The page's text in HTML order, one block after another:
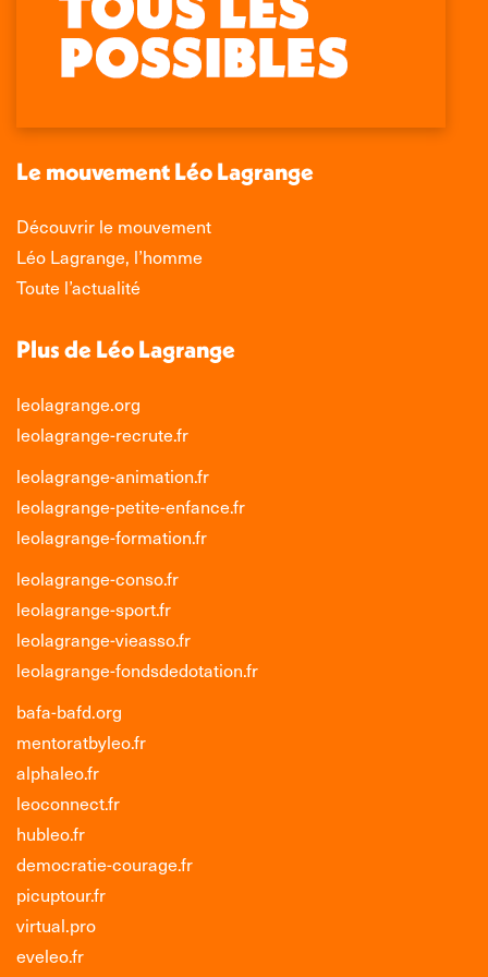
Facebook
s'ouvre
une
fenêtre
page
X
s'ouvre
une
fenêtre
page
LinkedIn
s'ouvre
une
fenêtre
page
Instagram
s'ouvre
une
nouvelle
fenêtre
Le mouvement Léo Lagrange
Découvrir le mouvement
Léo Lagrange, l’homme
Toute l’actualité
Plus de Léo Lagrange
leolagrange.org
leolagrange-recrute.fr
leolagrange-animation.fr
leolagrange-petite-enfance.fr
leolagrange-formation.fr
leolagrange-conso.fr
leolagrange-sport.fr
leolagrange-vieasso.fr
leolagrange-fondsdedotation.fr
bafa-bafd.org
mentoratbyleo.fr
alphaleo.fr
leoconnect.fr
hubleo.fr
democratie-courage.fr
picuptour.fr
virtual.pro
eveleo.fr